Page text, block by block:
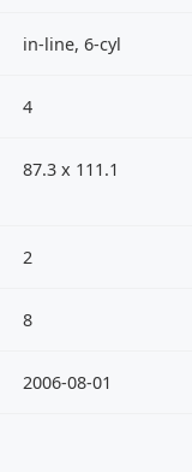
in-line, 6-cyl
4
87.3 x 111.1
2
8
2006-08-01